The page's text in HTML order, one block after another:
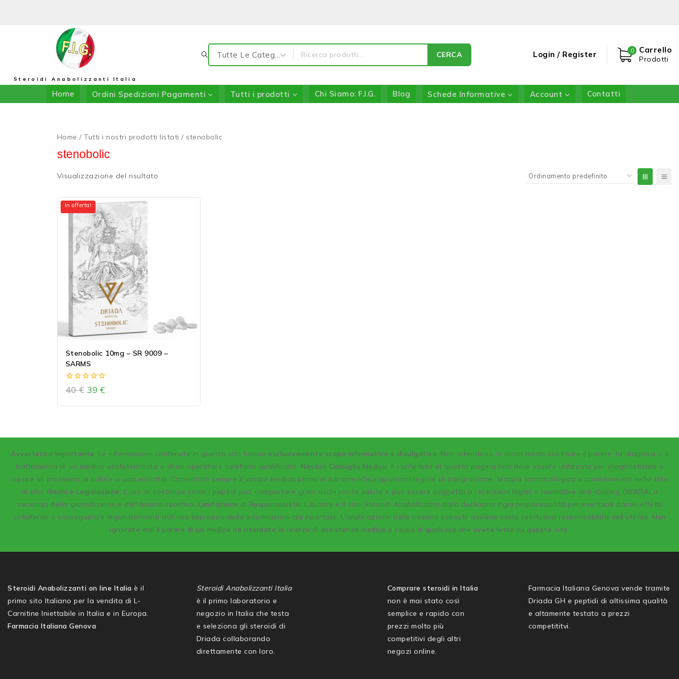
Steroidi Anabolizzanti Italia
CERCA Login / Register 0 Carrello
Prodotti
Home Ordini Spedizioni Pagamenti Tutti i prodotti Chi Siamo: F.I.G. Blog Schede Informative Account Contatti
Home / Tutti i nostri prodotti listati / stenobolic
stenobolic
Visualizzazione del risultato
In offerta!
Stenobolic 10mg – SR 9009 –
SARMS
0
out
40€ 39 €
Avvertenza Importante: Le informazioni contenute in questo sito hanno esclusivamente scopo informativo e divulgativo. Non intendono in alcun modo sostituire il parere, la diagnosi o il
trattamento di un medico professionista o di un operatore sanitario qualificato. Nessun Consiglio Medico: Il contenuto di questa pagina non deve essere utilizzato per diagnosticare o
curare un problema di salute o una malattia. Consultate sempre il vostro medico prima di intraprendere qualsiasi regime di integrazione, terapia farmacologica o cambiamento nello stile
di vita. Rischi e Legislazione: L’uso di sostanze come i peptidi può comportare gravi rischi per la salute e può essere soggetto a restrizioni legali o normative anti-doping (WADA) a
seconda della giurisdizione e dell’ambito sportivo. Limitazione di Responsabilità: L’autore e il sito Steroidi Anabolizzanti Italiadeclinano ogni responsabilità per eventuali danni, effetti
collaterali o conseguenze legali derivanti dall’uso improprio delle informazioni qui riportate. L’applicazione delle nozioni esposte avviene sotto l’esclusiva responsabilità dell’utente. Non
ignorate mai il parere di un medico né ritardate la ricerca di assistenza medica a causa di qualcosa che avete letto su questo sito.
Steroidi Anabolizzanti on line Italia è il
primo sito Italiano per la vendita di L-
Carnitine Iniettabile in Italia e in Europa.
Farmacia Italiana Genova
Steroidi Anabolizzanti Italia
è il primo laboratorio e
negozio in Italia che testa
e seleziona gli steroidi di
Driada collaborando
direttamente con loro.
Comprare steroidi in Italia
non è mai stato così
semplice e rapido con
prezzi molto più
competitivi degli altri
negozi online.
Farmacia Italiana Genova vende tramite
Driada GH e peptidi di altissima qualità
e altamente testato a prezzi
competititvi.